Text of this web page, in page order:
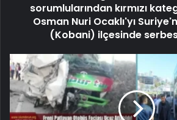
sorumlularından kırmızı
Osman Nuri Ocaklı'yı
(Kobani) ilçesinde